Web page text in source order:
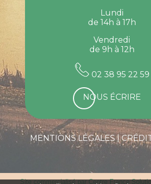
Lundi
de 14h à 17h
Vendredi
de 9h à 12h
02 38 95 22 59
NOUS ÉCRIRE
MENTIONS LÉGALES
Site commercialisé par Centre France